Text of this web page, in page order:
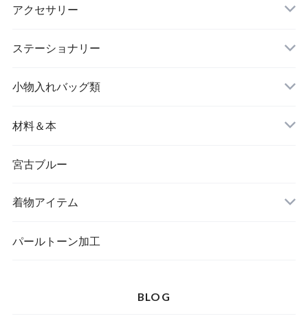
長財布
アクセサリー
イヤリング＆ピアス
バングル＆ブレスレット
ペンダント
ブローチ
ステーショナリー
名刺入れ
メッセージカード
一筆箋
小物入れバッグ類
バッグ
材料＆本
ハンドメイドキット
宮古ブルー
着物アイテム
パールトーン加工
BLOG